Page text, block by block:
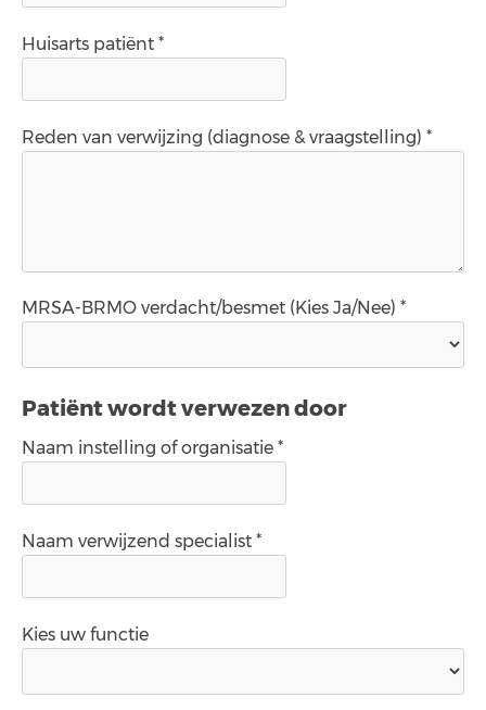
Huisarts patiënt *
Reden van verwijzing (diagnose & vraagstelling) *
MRSA-BRMO verdacht/besmet (Kies Ja/Nee) *
Patiënt wordt verwezen door
Naam instelling of organisatie *
Naam verwijzend specialist *
Kies uw functie